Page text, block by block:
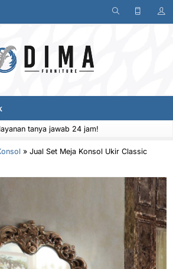
tanya jawab 24 jam!
» Jual Set Meja Konsol Ukir Classic